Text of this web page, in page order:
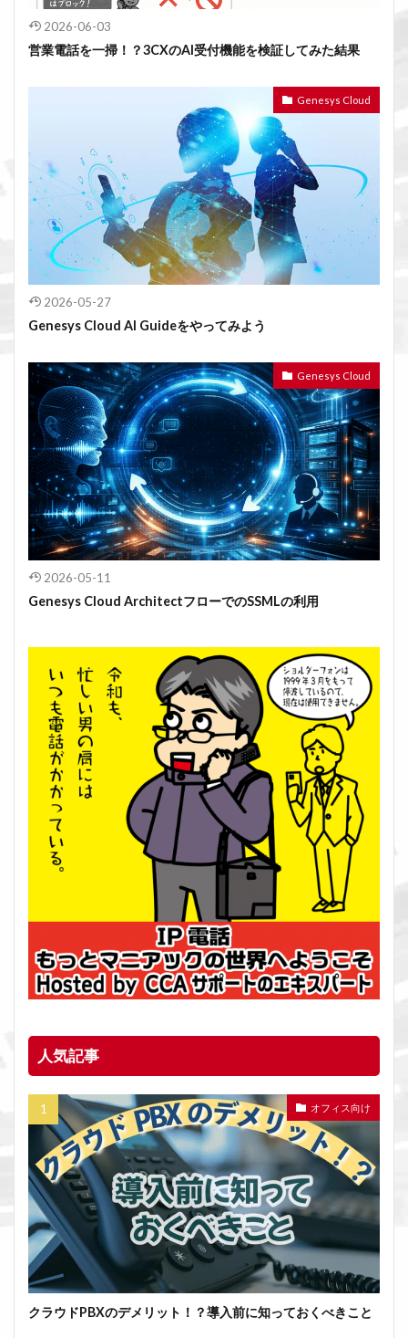
2026-06-03
営業電話を一掃！？3CXのAI受付機能を検証してみた結果
Genesys Cloud
2026-05-27
Genesys Cloud AI Guideをやってみよう
Genesys Cloud
2026-05-11
Genesys Cloud ArchitectフローでのSSMLの利用
人気記事
オフィス向け
クラウドPBXのデメリット！？導入前に知っておくべきこと